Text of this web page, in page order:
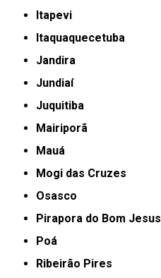
Itapevi
Itaquaquecetuba
Jandira
Jundiaí
Juquitiba
Mairiporã
Mauá
Mogi das Cruzes
Osasco
Pirapora do Bom Jesus
Poá
Ribeirão Pires